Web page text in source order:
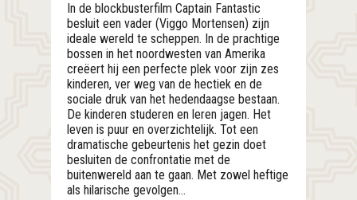
In de blockbusterfilm Captain Fantastic
besluit een vader (Viggo Mortensen) zijn
ideale wereld te scheppen. In de prachtige
bossen in het noordwesten van Amerika
creëert hij een perfecte plek voor zijn zes
kinderen, ver weg van de hectiek en de
sociale druk van het hedendaagse bestaan.
De kinderen studeren en leren jagen. Het
leven is puur en overzichtelijk. Tot een
dramatische gebeurtenis het gezin doet
besluiten de confrontatie met de
buitenwereld aan te gaan. Met zowel heftige
als hilarische gevolgen…